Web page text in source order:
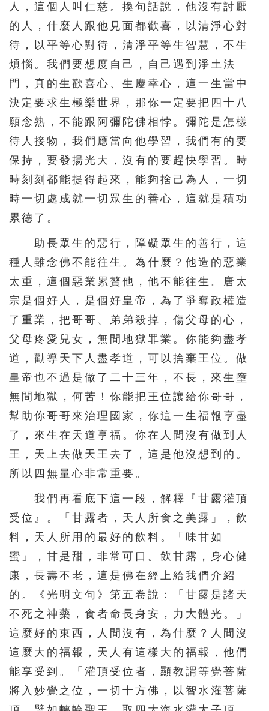
人，這個人叫仁慈。換句話說，他沒有討厭
的人，什麼人跟他見面都歡喜，以清淨心對
待，以平等心對待，清淨平等生智慧，不生
煩惱。我們要想度自己，自己遇到淨土法
門，真的生歡喜心、生慶幸心，這一生當中
決定要求生極樂世界，那你一定要把四十八
願念熟，不能跟阿彌陀佛相悖。彌陀是怎樣
待人接物，我們應當向他學習，我們有的要
保持，要發揚光大，沒有的要趕快學習。時
時刻刻都能提得起來，能夠捨己為人，一切
時一切處成就一切眾生的善心，這就是積功
累德了。
助長眾生的惡行，障礙眾生的善行，這
種人雖念佛不能往生。為什麼？他造的惡業
太重，這個惡業累贅他，他不能往生。唐太
宗是個好人，是個好皇帝，為了爭奪政權造
了重業，把哥哥、弟弟殺掉，傷父母的心，
父母疼愛兒女，無間地獄罪業。你能夠盡孝
道，勸導天下人盡孝道，可以捨棄王位。做
皇帝也不過是做了二十三年，不長，來生墮
無間地獄，何苦！你能把王位讓給你哥哥，
幫助你哥哥來治理國家，你這一生福報享盡
了，來生在天道享福。你在人間沒有做到人
王，天上去做天王去了，這是他沒想到的。
所以四無量心非常重要。
我們再看底下這一段，解釋『甘露灌頂
受位』。「甘露者，天人所食之美露」，飲
料，天人所用的最好的飲料。「味甘如
蜜」，甘是甜，非常可口。飲甘露，身心健
康，長壽不老，這是佛在經上給我們介紹
的。《光明文句》第五卷說：「甘露是諸天
不死之神藥，食者命長身安，力大體光。」
這麼好的東西，人間沒有，為什麼？人間沒
這麼大的福報，天人有這樣大的福報，他們
能享受到。「灌頂受位者，顯教謂等覺菩薩
將入妙覺之位，一切十方佛，以智水灌菩薩